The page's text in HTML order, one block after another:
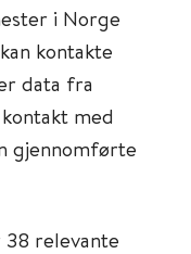
i Norge
kontakte
data fra
med
gjennomførte
relevante